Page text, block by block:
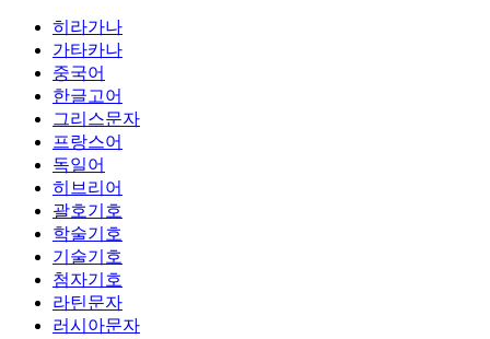
히라가나
가타카나
중국어
한글고어
그리스문자
프랑스어
독일어
히브리어
괄호기호
학술기호
기술기호
첨자기호
라틴문자
러시아문자